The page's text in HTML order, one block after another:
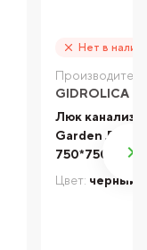
Нет в
GIDROLICA
Люк
Garden Л
750*750*80
Цвет: черный